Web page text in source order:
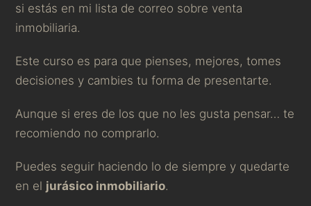
si estás en mi lista de correo sobre venta
inmobiliaria.
Este curso es para que pienses, mejores, tomes
decisiones y cambies tu forma de presentarte.
Aunque si eres de los que no les gusta pensar… te
recomiendo no comprarlo.
Puedes seguir haciendo lo de siempre y quedarte
en el jurásico inmobiliario.